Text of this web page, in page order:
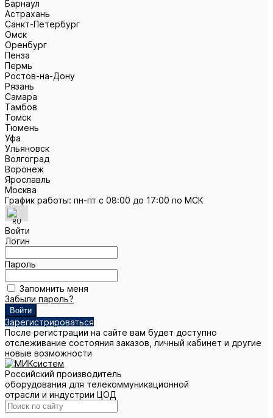
Барнаул
Астрахань
Санкт-Петербург
Омск
Оренбург
Пенза
Пермь
Ростов-на-Дону
Рязань
Самара
Тамбов
Томск
Тюмень
Уфа
Ульяновск
Волгоград
Воронеж
Ярославль
Москва
График работы: пн-пт с 08:00 до 17:00 по МСК
Войти
Логин
Пароль
Запомнить меня
Забыли пароль?
Зарегистрироваться
После регистрации на сайте вам будет доступно
отслеживание состояния заказов, личный кабинет и другие
новые возможности
Российский производитель
оборудования для телекоммуникационной
отрасли и индустрии ЦОД